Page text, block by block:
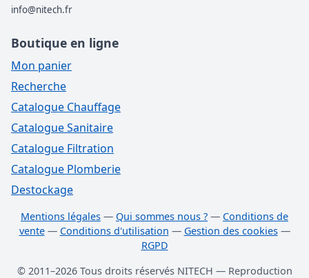
info@nitech.fr
Boutique en ligne
Mon panier
Recherche
Catalogue Chauffage
Catalogue Sanitaire
Catalogue Filtration
Catalogue Plomberie
Destockage
Mentions légales — Qui sommes nous ? — Conditions de
vente— Conditions d'utilisation — Gestion des cookies—
RGPD
© 2011–2026 Tous droits réservés NITECH — Reproduction